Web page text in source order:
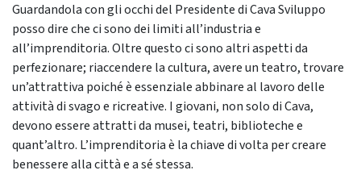
Guardandola con gli occhi del Presidente di Cava Sviluppo
posso dire che ci sono dei limiti all’industria e
all’imprenditoria. Oltre questo ci sono altri aspetti da
perfezionare; riaccendere la cultura, avere un teatro, trovare
un’attrattiva poiché è essenziale abbinare al lavoro delle
attività di svago e ricreative. I giovani, non solo di Cava,
devono essere attratti da musei, teatri, biblioteche e
quant’altro. L’imprenditoria è la chiave di volta per creare
benessere alla città e a sé stessa.